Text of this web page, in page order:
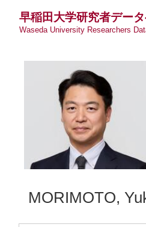
早稲田大学研究者デー
Waseda University Researchers
MORIMOTO,